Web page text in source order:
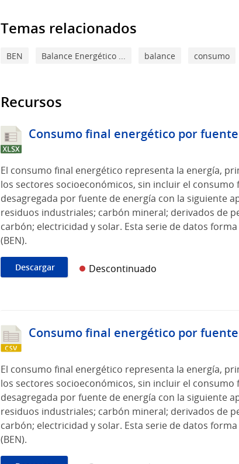
Temas relacionados
BEN Balance Energético ... balance consumo
Recursos
Consumo final energético por fuente
El consumo final energético representa la energía,
los sectores socioeconómicos, sin incluir el
desagregada por fuente de energía con la siguiente
residuos industriales; carbón mineral; derivados de
carbón; electricidad y solar. Esta serie de datos
(BEN).
Descargar Descontinuado
Consumo final energético por fuente
El consumo final energético representa la energía,
los sectores socioeconómicos, sin incluir el
desagregada por fuente de energía con la siguiente
residuos industriales; carbón mineral; derivados de
carbón; electricidad y solar. Esta serie de datos
(BEN).